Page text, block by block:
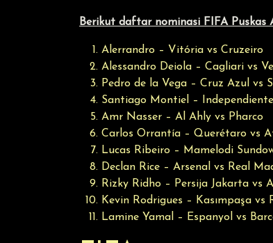
Berikut daftar nominasi FIFA Puskas
Alerrandro – Vitória vs Cruzeiro
Alessandro Deiola – Cagliari vs
Pedro de la Vega – Cruz Azul vs
Santiago Montiel –
Amr Nasser – Al Ahly vs Pharco
Carlos Orrantía – Querétaro vs
Lucas Ribeiro – Mamelodi
Declan Rice – Arsenal vs Real
Rizky Ridho – Persija Jakarta vs
Kevin Rodrigues – Kasımpaşa vs
Lamine Yamal – Espanyol vs